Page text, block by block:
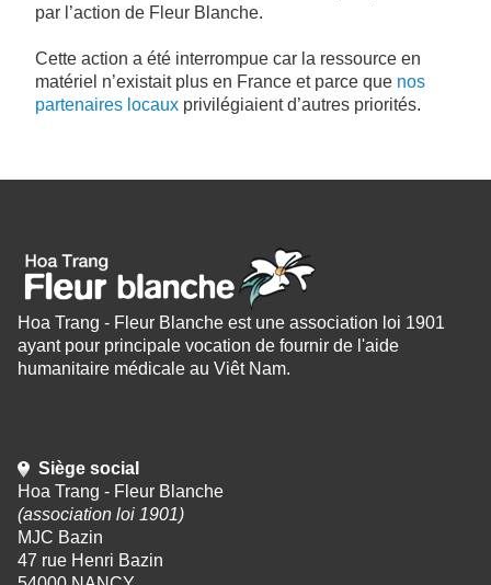
par l’action de Fleur Blanche.
Cette action a été interrompue car la ressource en
matériel n’existait plus en France et parce que nos
partenaires locaux privilégiaient d’autres priorités.
Hoa Trang - Fleur Blanche est une association loi 1901
ayant pour principale vocation de fournir de l'aide
humanitaire médicale au Viêt Nam.
Siège social
Hoa Trang - Fleur Blanche
(association loi 1901)
MJC Bazin
47 rue Henri Bazin